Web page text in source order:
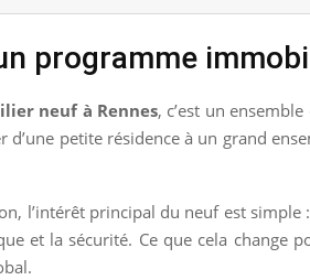
programme
neuf à Rennes, c’est un
d’une petite résidence à un grand
l’intérêt principal du neuf est
et la sécurité. Ce que cela change